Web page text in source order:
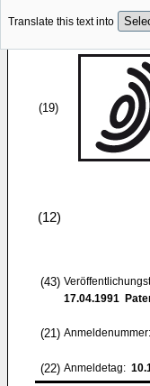
Translate this text into
(19)
(12)
(43)
17.04.1991
(21) Anmeldenummer:
(22) Anmeldetag: